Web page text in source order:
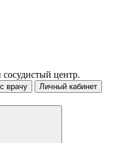
центр.
врачу
Личный кабинет